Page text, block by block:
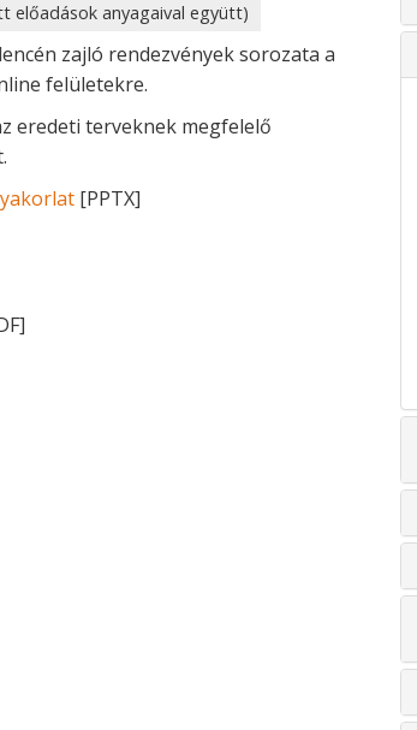
előadások anyagaival együtt)
zajló rendezvények sorozata a
felületekre.
eredeti terveknek megfelelő
[PPTX]